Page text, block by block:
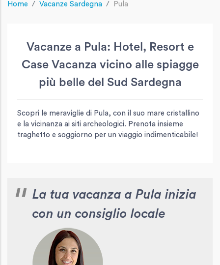
Home Vacanze Sardegna Pula
Vacanze a Pula: Hotel, Resort e
Case Vacanza vicino alle spiagge
più belle del Sud Sardegna
Scopri le meraviglie di Pula, con il suo mare cristallino
e la vicinanza ai siti archeologici. Prenota insieme
traghetto e soggiorno per un viaggio indimenticabile!
La tua vacanza a Pula inizia
con un consiglio locale